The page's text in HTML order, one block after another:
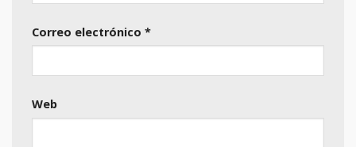
Correo electrónico *
Web